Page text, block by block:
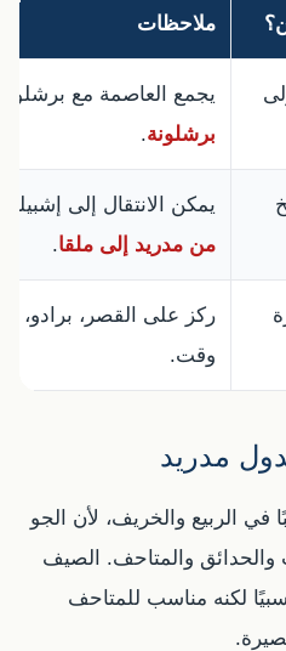
ملاحظات
يجمع العاصمة مع
برشلونة.
يمكن الانتقال إلى
من مدريد إلى ملقا.
ركز على القصر، برادو،
وقت.
مدريد
في الربيع والخريف، لأن الجو
والمتاحف. الصيف
لكنه مناسب للمتاحف